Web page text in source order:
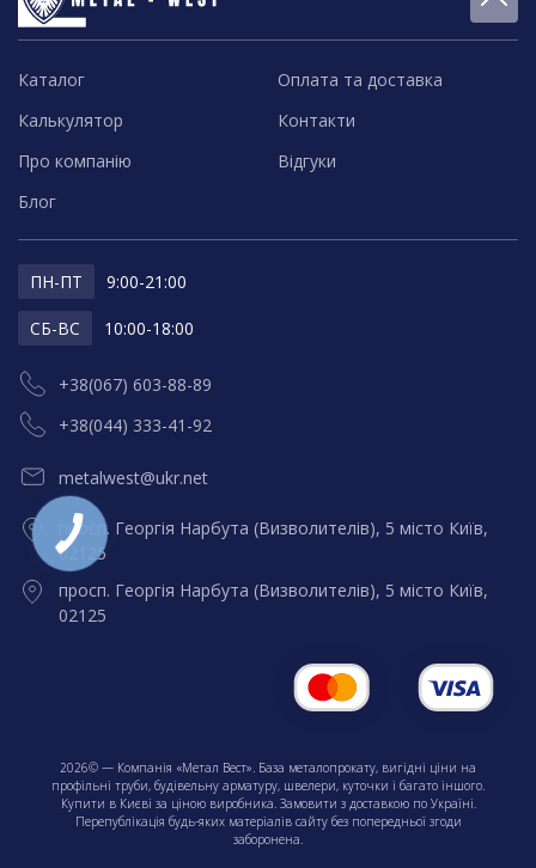
Каталог
Калькулятор
Про компанію
Блог
Оплата та доставка
Контакти
Відгуки
+38(067) 603-88-89
+38(044) 333-41-92
metalwest@ukr.net
ПН-ПТ 9:00-21:00
СБ-ВС 10:00-18:00
просп. Георгія Нарбута (Визволителів), 5 місто Київ,
02125
просп. Георгія Нарбута (Визволителів), 5 місто Київ,
02125
2026© — Компанія «Метал Вест». База металопрокату, вигідні ціни на
профільні труби, будівельну арматуру, швелери, куточки і багато іншого.
Купити в Києві за ціною виробника. Замовити з доставкою по Україні.
Перепублікація будь-яких матеріалів сайту без попередньої згоди
заборонена.